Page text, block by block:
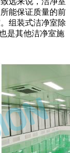
能保证质量的前
组装式洁净室除
是其他洁净室施